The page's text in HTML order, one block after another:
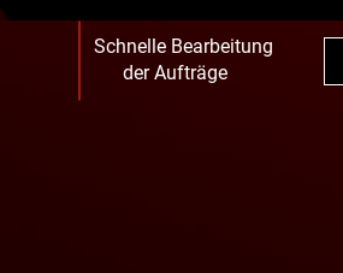
Schnelle Bearbeitung
der Aufträge